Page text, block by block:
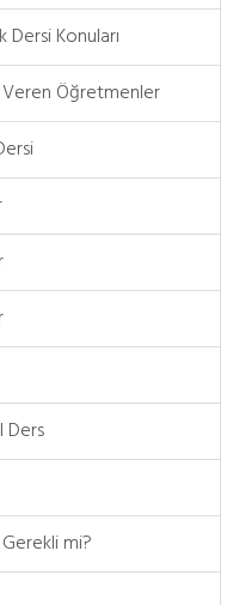
Dersi Konuları
Öğretmenler
mi?